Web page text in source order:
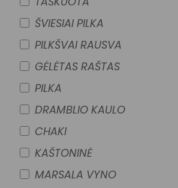
ŠVIESIAI PILKA
PILKŠVAI RAUSVA
GĖLĖTAS RAŠTAS
PILKA
DRAMBLIO KAULO
CHAKI
KAŠTONINĖ
MARSALA VYNO